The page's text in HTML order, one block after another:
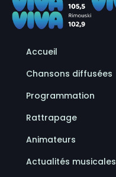
Accueil
Chansons diffusées
Programmation
Rattrapage
Animateurs
Actualités musicales